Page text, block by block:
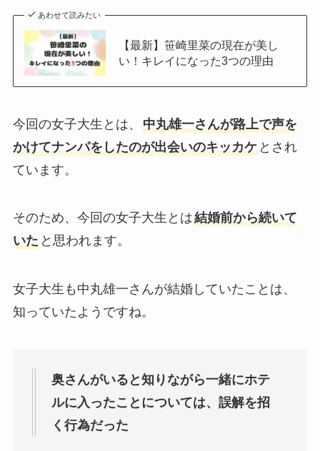
あわせて読みたい
【最新】笹崎里菜の現在が美し
い！キレイになった3つの理由
今回の女子大生とは、
中丸雄一さんが路上で声を
かけてナンパをしたのが出会いのキッカケ とされ
ています。
そのため、今回の女子大生とは結婚前から続いて
いた と思われます。
女子大生も中丸雄一さんが結婚していたことは、
知っていたようですね。
奥さんがいると知りながら一緒にホテ
ルに入ったことについては、誤解を招
く行為だった